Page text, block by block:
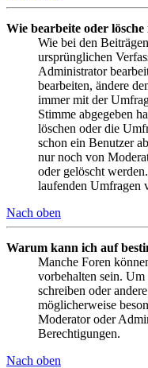
Wie bearbeite oder
Wie bei den
ursprünglichen
Administrator
bearbeiten, ändere
immer mit der
Stimme abgegeben
löschen oder die
schon ein Benutzer
nur noch von
oder gelöscht
laufenden Umfragen
Nach oben
Warum kann ich auf
Manche Foren
vorbehalten sein. Um
schreiben oder
möglicherweise
Moderator oder
Berechtigungen.
Nach oben